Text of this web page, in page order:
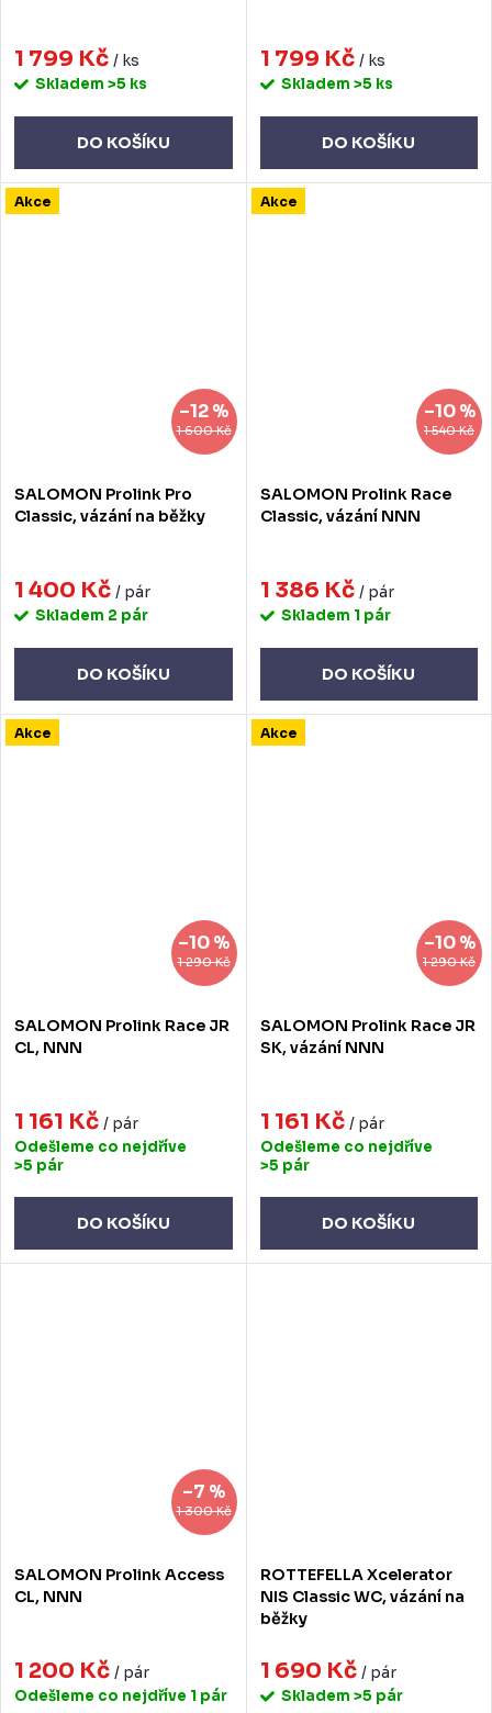
1 799 Kč / ks
Skladem >5 ks
DO KOŠÍKU
1 799 Kč / ks
Skladem >5 ks
DO KOŠÍKU
Akce
1 600 Kč
–12 %
SALOMON Prolink Pro
Classic, vázání na běžky
1 400 Kč / pár
Skladem 2 pár
DO KOŠÍKU
Akce
1 540 Kč
–10 %
SALOMON Prolink Race
Classic, vázání NNN
1 386 Kč / pár
Skladem 1 pár
DO KOŠÍKU
Akce
1 290 Kč
–10 %
SALOMON Prolink Race JR
CL, NNN
1 161 Kč / pár
Odešleme co nejdříve
>5 pár
DO KOŠÍKU
Akce
1 290 Kč
–10 %
SALOMON Prolink Race JR
SK, vázání NNN
1 161 Kč / pár
Odešleme co nejdříve
>5 pár
DO KOŠÍKU
1 300 Kč
–7 %
SALOMON Prolink Access
CL, NNN
1 200 Kč / pár
Odešleme co nejdříve 1 pár
ROTTEFELLA Xcelerator
NIS Classic WC, vázání na
běžky
1 690 Kč / pár
Skladem >5 pár